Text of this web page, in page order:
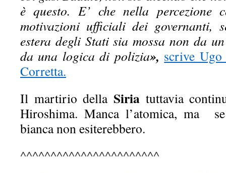
è questo. E’ che nella percezione
motivazioni ufficiali dei governanti,
estera degli Stati sia mossa non da
da una logica di polizia», scrive
Corretta.
Il martirio della Siriatuttavia
Hiroshima. Manca l’atomica, ma
bianca non esiterebbero.
^^^^^^^^^^^^^^^^^^^^^^^